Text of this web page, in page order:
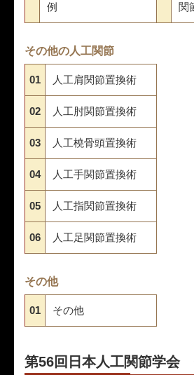
例
関
その他の人工関節
01 人工肩関節置換術
02 人工肘関節置換術
03 人工橈骨頭置換術
04 人工手関節置換術
05 人工指関節置換術
06 人工足関節置換術
その他
01 その他
第56回日本人工関節学会